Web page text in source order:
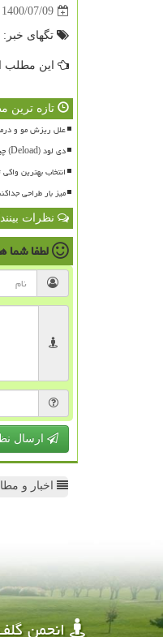
1400/07/09
تگهای خبر:
این مطلب
تازه ترین
علل ریزش مو و
دی لود (Deload) چیست؟
انتخاب بهترین
میز بار طراحی
نظرات
لطفا شما
ارسال
اخبار و
انجمن